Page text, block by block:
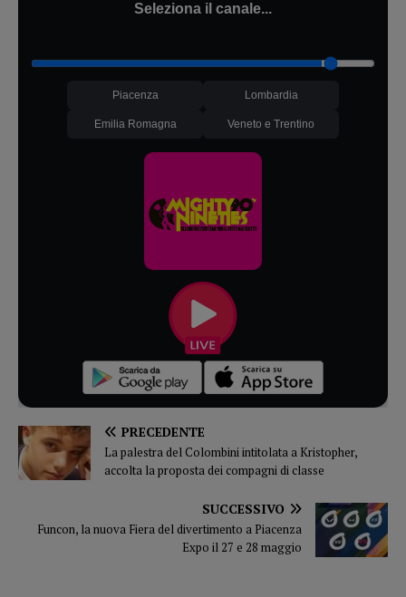
Seleziona il canale...
Piacenza Lombardia
Emilia Romagna Veneto e Trentino
PRECEDENTE
La palestra del Colombini intitolata a Kristopher,
accolta la proposta dei compagni di classe
SUCCESSIVO
Funcon, la nuova Fiera del divertimento a Piacenza
Expo il 27 e 28 maggio